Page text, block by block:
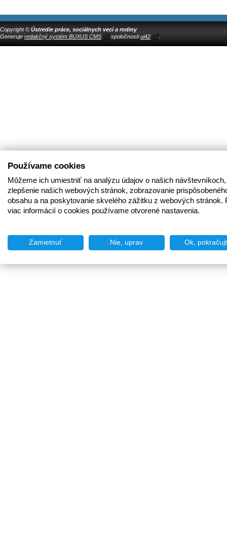
Copyright © Ústredie práce, sociálnych vecí a rodiny
Generuje redakčný systém BUXUS CMS spoločnostiui42
Používame cookies
Môžeme ich umiestniť na analýzu údajov o našich
zlepšenie našich webových stránok, zobrazovanie
obsahu a na poskytovanie skvelého zážitku z webových stránok.
viac informácií o cookies používame otvorené nastavenia.
Zamietnuť Nie, uprav Ok,